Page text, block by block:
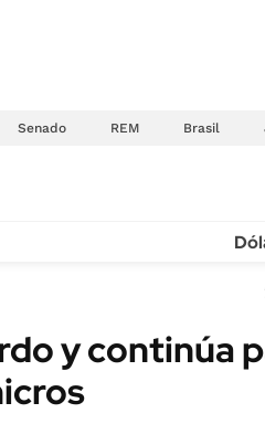
Senado REM Brasil
Sustentabilidad
y continúa